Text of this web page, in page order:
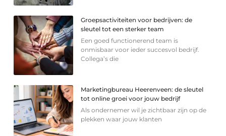
Groepsactiviteiten voor bedrijven: de
sleutel tot een sterker team
Een goed functionerend team is
onmisbaar voor ieder succesvol bedrijf.
Collega’s die
Marketingbureau Heerenveen: de sleutel
tot online groei voor jouw bedrijf
Als ondernemer wil je zichtbaar zijn op de
plekken waar jouw klanten